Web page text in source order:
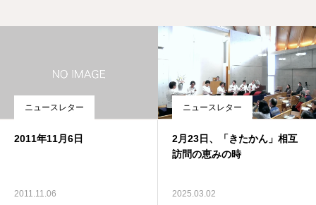
ニュースレター
2011年11月6日
2011.11.06
ニュースレター
2月23日、「きたかん」相互
訪問の恵みの時
2025.03.02